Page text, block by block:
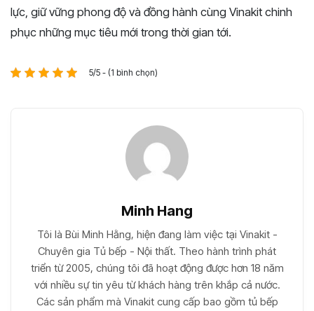
lực, giữ vững phong độ và đồng hành cùng Vinakit chinh
phục những mục tiêu mới trong thời gian tới.
5/5 - (1 bình chọn)
Minh Hang
Tôi là Bùi Minh Hằng, hiện đang làm việc tại Vinakit -
Chuyên gia Tủ bếp - Nội thất. Theo hành trình phát
triển từ 2005, chúng tôi đã hoạt động được hơn 18 năm
với nhiều sự tin yêu từ khách hàng trên khắp cả nước.
Các sản phẩm mà Vinakit cung cấp bao gồm tủ bếp